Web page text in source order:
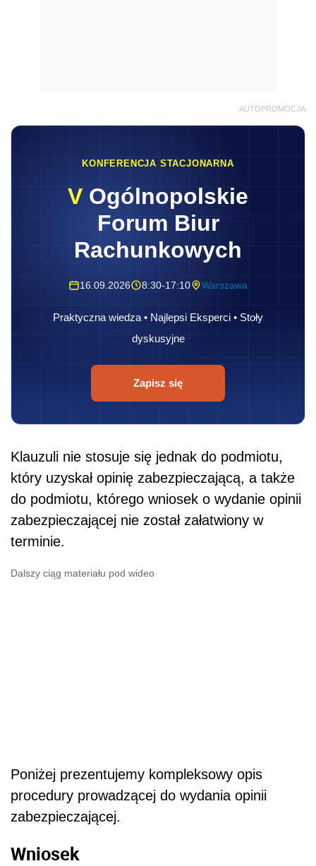
AUTOPROMOCJA
KONFERENCJA STACJONARNA
V Ogólnopolskie
Forum Biur
Rachunkowych
16.09.2026 8:30-17:10 Warszawa
Praktyczna wiedza • Najlepsi Eksperci • Stoły
dyskusyjne
Zapisz się
Klauzuli nie stosuje się jednak do podmiotu,
który uzyskał opinię zabezpieczającą, a także
do podmiotu, którego wniosek o wydanie opinii
zabezpieczającej nie został załatwiony w
terminie.
Dalszy ciąg materiału pod wideo
Poniżej prezentujemy kompleksowy opis
procedury prowadzącej do wydania opinii
zabezpieczającej.
Wniosek